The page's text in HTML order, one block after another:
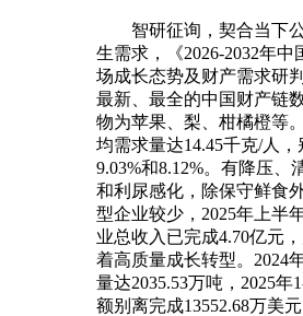
智研征询，契合当下公
生需求，《2026-2032年中
场成长态势及财产需求研
最新、最全的中国财产链
物为苹果、梨、柑橘橙等
均需求量达14.45千克/人，
9.03%和8.12%。有降压、
和利尿感化，除保守鲜食
型企业较少，2025年上半
业总收入已完成4.70亿元
着高质量成长转型。2024
量达2035.53万吨，2025年
额别离完成13552.68万美